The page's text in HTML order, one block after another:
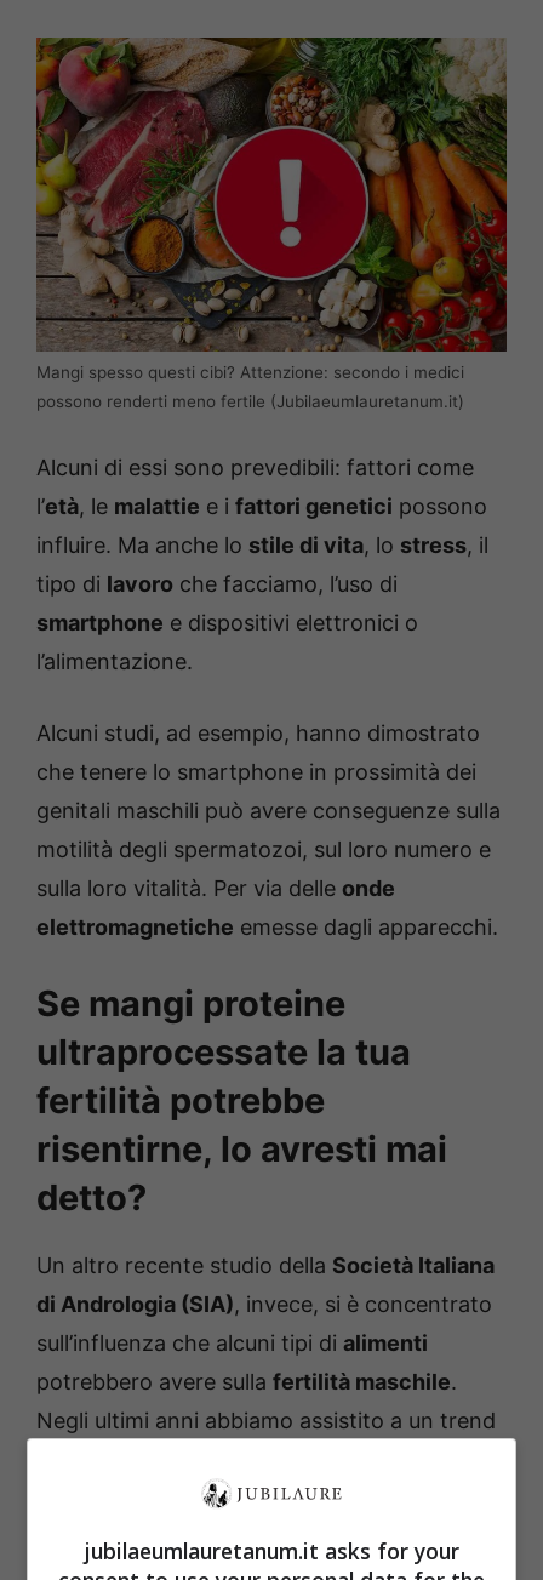
Mangi spesso questi cibi? Attenzione: secondo i medici
possono renderti meno fertile (Jubilaeumlauretanum.it)
Alcuni di essi sono prevedibili: fattori come
l’età, le malattie e i fattori genetici possono
influire. Ma anche lo stile di vita, lo stress, il
tipo di lavoro che facciamo, l’uso di
smartphone e dispositivi elettronici o
l’alimentazione.
Alcuni studi, ad esempio, hanno dimostrato
che tenere lo smartphone in prossimità dei
genitali maschili può avere conseguenze sulla
motilità degli spermatozoi, sul loro numero e
sulla loro vitalità. Per via delle onde
elettromagnetiche emesse dagli apparecchi.
Se mangi proteine
ultraprocessate la tua
fertilità potrebbe
risentirne, lo avresti mai
detto?
Un altro recente studio della Società Italiana
di Andrologia (SIA), invece, si è concentrato
sull’influenza che alcuni tipi di alimenti
potrebbero avere sulla fertilità maschile.
Negli ultimi anni abbiamo assistito a un trend
ultraproteici, oppure addizionati con proteine.
jubilaeumlauretanum.it asks for your